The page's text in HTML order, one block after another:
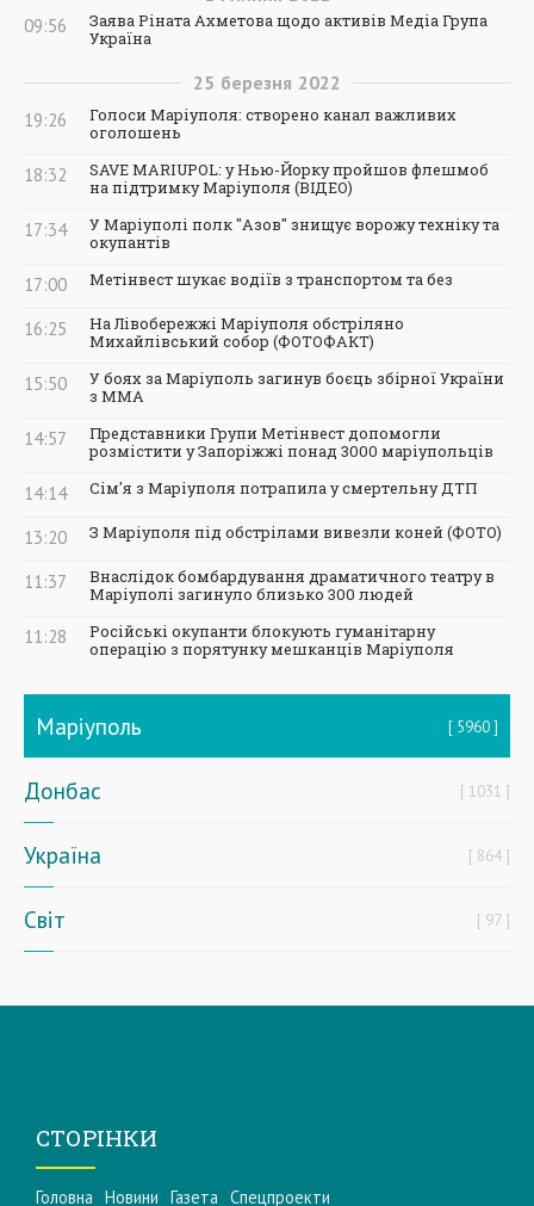
09:56
Заява Ріната Ахметова щодо активів Медіа Група
Україна
25 березня 2022
19:26
Голоси Маріуполя: створено канал важливих
оголошень
18:32
SAVE MARIUPOL: у Нью-Йорку пройшов флешмоб
на підтримку Маріуполя (ВІДЕО)
17:34
У Маріуполі полк "Азов" знищує ворожу техніку та
окупантів
17:00 Метінвест шукає водіїв з транспортом та без
16:25
На Лівобережжі Маріуполя обстріляно
Михайлівський собор (ФОТОФАКТ)
15:50
У боях за Маріуполь загинув боєць збірної України
з ММА
14:57
Представники Групи Метінвест допомогли
розмістити у Запоріжжі понад 3000 маріупольців
14:14 Сім'я з Маріуполя потрапила у смертельну ДТП
13:20 З Маріуполя під обстрілами вивезли коней (ФОТО)
11:37
Внаслідок бомбардування драматичного театру в
Маріуполі загинуло близько 300 людей
11:28
Російські окупанти блокують гуманітарну
операцію з порятунку мешканців Маріуполя
Маріуполь 5960
Донбас 1031
Україна 864
Світ 97
СТОРІНКИ
Головна Новини Газета Спецпроекти